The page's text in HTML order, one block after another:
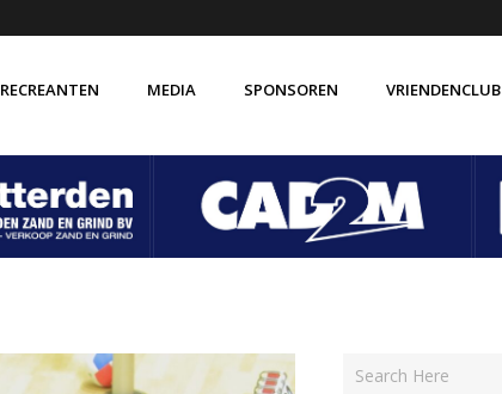
Verenigingsbrede gedragscode
Vertrouwenscontactpersoon
RECREANTEN MEDIA SPONSOREN VRIENDENCLUB